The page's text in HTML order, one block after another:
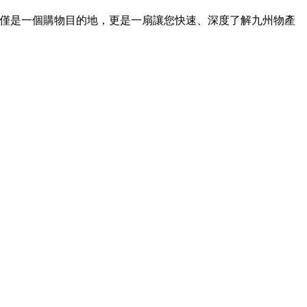
是一個購物目的地，更是一扇讓您快速、深度了解九州物產